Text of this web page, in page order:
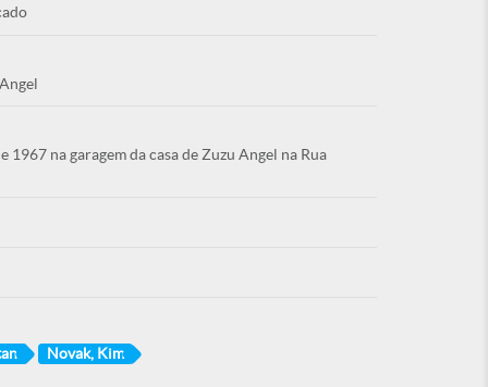
na garagem da casa de Zuzu Angel na Rua
Novak, Kim